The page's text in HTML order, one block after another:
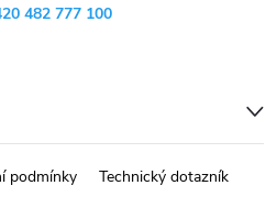
482 777 100
podmínky Technický dotazník